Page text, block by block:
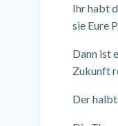
Ihr habt
sie Eure
Dann ist
Zukunft
Der